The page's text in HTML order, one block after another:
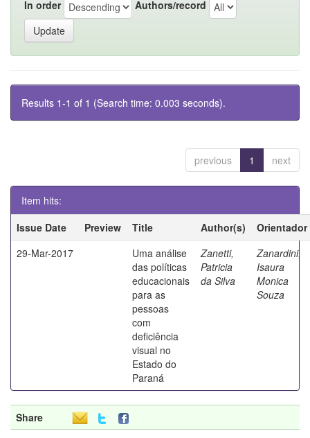
In order Authors/record
Results 1-1 of 1 (Search time: 0.003 seconds).
previous 1 next
Item hits:
Issue Date
Preview Title Author(s)
Orientador
29-Mar-2017
Uma análise
das políticas
educacionais
para as
pessoas
com
deficiência
visual no
Estado do
Paraná
Zanetti,
Patricia
da Silva
Zanardini,
Isaura
Monica
Souza
Share